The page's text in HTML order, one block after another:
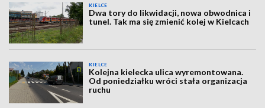
KIELCE
Dwa tory do likwidacji, nowa obwodnica i
tunel. Tak ma się zmienić kolej w Kielcach
KIELCE
Kolejna kielecka ulica wyremontowana.
Od poniedziałku wróci stała organizacja
ruchu